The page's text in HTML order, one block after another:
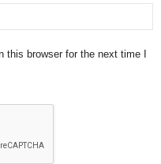
this browser for the next time I